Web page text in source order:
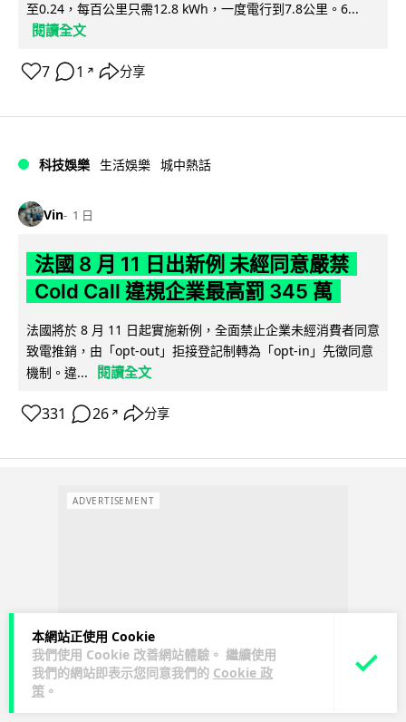
本網站正使用 Cookie
我們使用 Cookie 改善網站體驗。 繼續使用
我們的網站即表示您同意我們的 Cookie 政
策 。
至0.24，每百公里只需12.8 kWh，一度電行到7.8公里。6...
閱讀全文
7 1 ↗ 分享
科技娛樂 生活娛樂 城中熱話
Vin 1 日
法國 8 月 11 日出新例 未經同意嚴禁
Cold Call 違規企業最高罰 345 萬
法國將於 8 月 11 日起實施新例，全面禁止企業未經消費者同意
致電推銷，由「opt-out」拒接登記制轉為「opt-in」先徵同意
機制。違...
閱讀全文
331 26 ↗ 分享
ADVERTISEMENT